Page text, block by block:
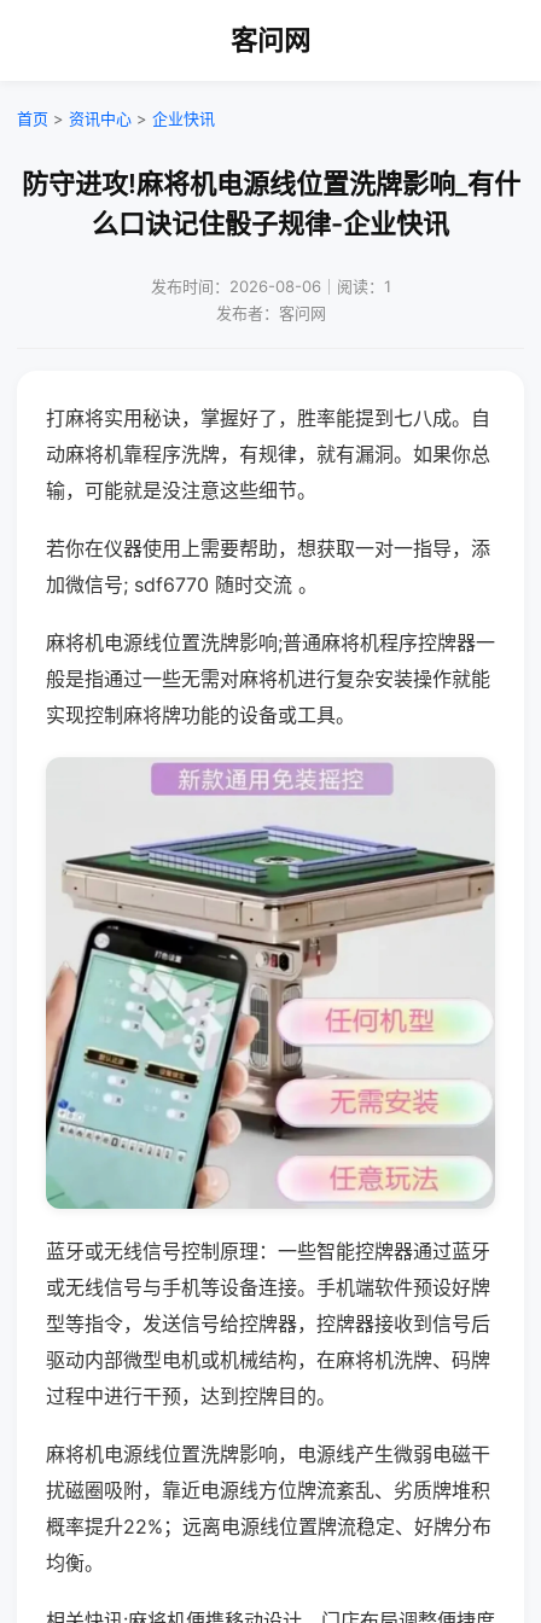
客问网
首页 > 资讯中心 > 企业快讯
防守进攻!麻将机电源线位置洗牌影响_有什
么口诀记住骰子规律-企业快讯
发布时间：2026-08-06｜阅读：1
发布者：客问网
打麻将实用秘诀，掌握好了，胜率能提到七八成。自
动麻将机靠程序洗牌，有规律，就有漏洞。如果你总
输，可能就是没注意这些细节。
若你在仪器使用上需要帮助，想获取一对一指导，添
加微信号; sdf6770 随时交流 。
麻将机电源线位置洗牌影响;普通麻将机程序控牌器一
般是指通过一些无需对麻将机进行复杂安装操作就能
实现控制麻将牌功能的设备或工具。
蓝牙或无线信号控制原理：一些智能控牌器通过蓝牙
或无线信号与手机等设备连接。手机端软件预设好牌
型等指令，发送信号给控牌器，控牌器接收到信号后
驱动内部微型电机或机械结构，在麻将机洗牌、码牌
过程中进行干预，达到控牌目的。
麻将机电源线位置洗牌影响，电源线产生微弱电磁干
扰磁圈吸附，靠近电源线方位牌流紊乱、劣质牌堆积
概率提升22%；远离电源线位置牌流稳定、好牌分布
均衡。